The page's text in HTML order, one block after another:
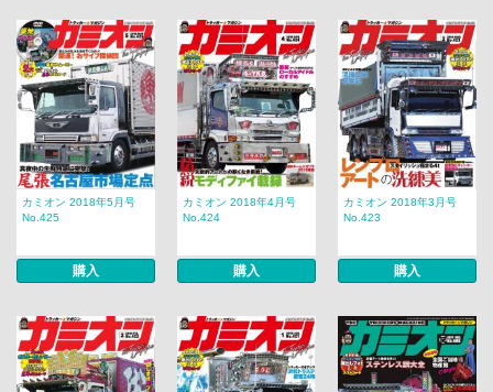
カミオン 2018年5月号
No.425
購入
カミオン 2018年4月号
No.424
購入
カミオン 2018年3月号
No.423
購入